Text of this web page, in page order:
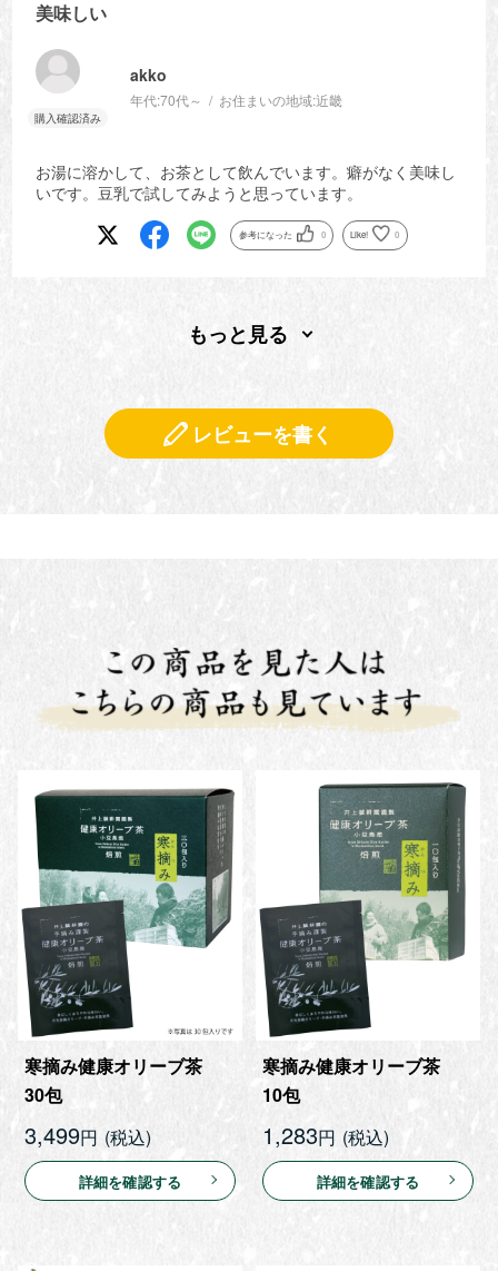
美味しい
akko
年代:70代～ お住まいの地域:近畿
お湯に溶かして、お茶として飲んでいます。癖がなく美味し
いです。豆乳で試してみようと思っています。
参考になった 0 Like! 0
もっと見る
レビューを書く
寒摘み健康オリーブ茶
30包
3,499円
詳細を確認する
寒摘み健康オリーブ茶
10包
1,283円
詳細を確認する